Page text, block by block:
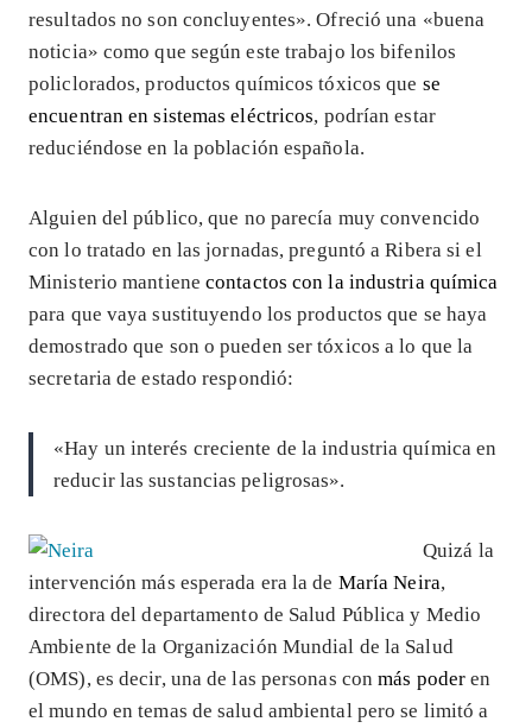
resultados no son concluyentes». Ofreció una «buena
noticia» como que según este trabajo los bifenilos
policlorados, productos químicos tóxicos que se
encuentran en sistemas eléctricos, podrían estar
reduciéndose en la población española.
Alguien del público, que no parecía muy convencido
con lo tratado en las jornadas, preguntó a Ribera si el
Ministerio mantienecontactos con la industria química
para que vaya sustituyendo los productos que se haya
demostrado que son o pueden ser tóxicos a lo que la
secretaria de estado respondió:
«Hay un interés creciente de la industria química en
reducir las sustancias peligrosas».
Quizá la
intervención más esperada era la de María Neira,
directora del departamento de Salud Pública y Medio
Ambiente de la Organización Mundial de la Salud
(OMS), es decir, una de las personas conmás poder en
el mundo en temas de salud ambiental pero se limitó a